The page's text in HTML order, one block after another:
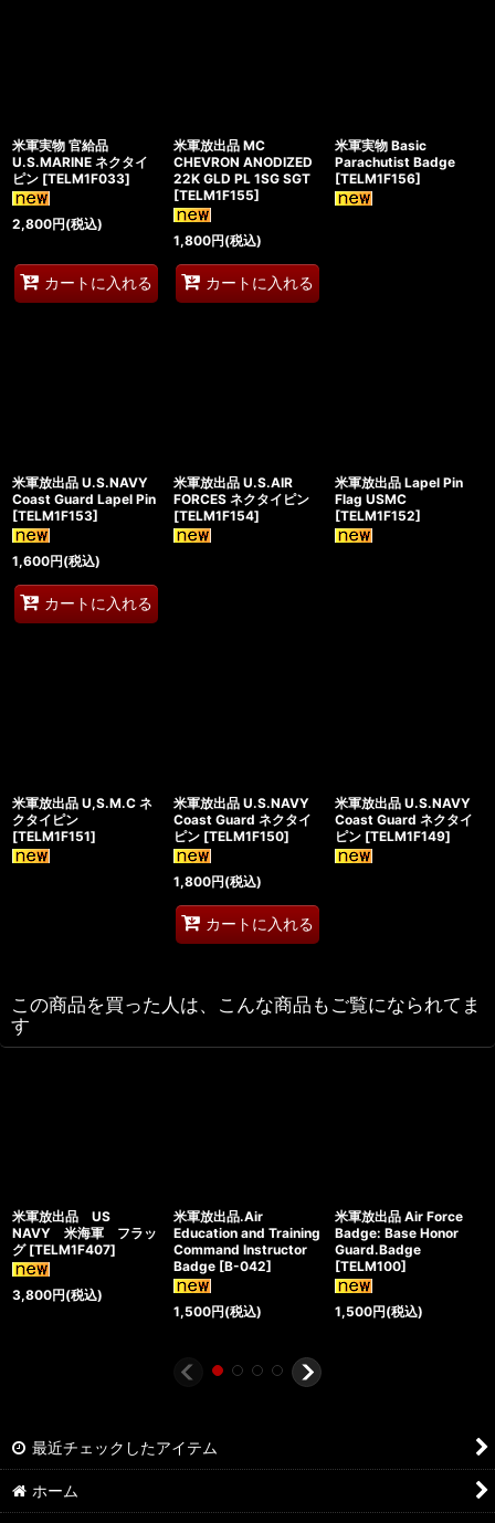
米軍実物 官給品
U.S.MARINE ネクタイ
ピン [TELM1F033]
2,800円(税込)
カートに入れる
米軍放出品 MC
CHEVRON ANODIZED
22K GLD PL 1SG SGT
[TELM1F155]
1,800円(税込)
カートに入れる
米軍実物 Basic
Parachutist Badge
[TELM1F156]
米軍放出品 U.S.NAVY
Coast Guard Lapel Pin
[TELM1F153]
1,600円(税込)
カートに入れる
米軍放出品 U.S.AIR
FORCES ネクタイピン
[TELM1F154]
米軍放出品 Lapel Pin
Flag USMC
[TELM1F152]
米軍放出品 U,S.M.C ネ
クタイピン
[TELM1F151]
米軍放出品 U.S.NAVY
Coast Guard ネクタイ
ピン [TELM1F150]
1,800円(税込)
カートに入れる
米軍放出品 U.S.NAVY
Coast Guard ネクタイ
ピン [TELM1F149]
この商品を買った人は、こんな商品もご覧になられてま
す
米軍放出品 US
NAVY 米海軍 フラッ
グ [TELM1F407]
3,800円(税込)
米軍放出品.Air
Education and Training
Command Instructor
Badge [B-042]
1,500円(税込)
米軍放出品 Air Force
Badge: Base Honor
Guard.Badge
[TELM100]
1,500円(税込)
最近チェックしたアイテム
ホーム